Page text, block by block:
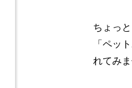
ちょっ
「ペッ
れてみ